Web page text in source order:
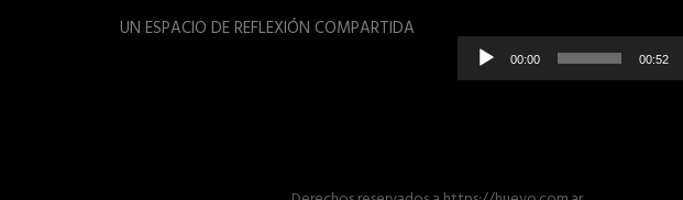
UN ESPACIO DE REFLEXIÓN COMPARTIDA
00:00 00:52